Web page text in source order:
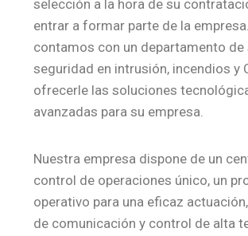
selección a la hora de su
entrar a formar parte de la
contamos con un departamento
seguridad en intrusión, incendios y
ofrecerle las soluciones
avanzadas para su empresa.
Nuestra empresa dispone de un
control de operaciones único, un
operativo para una eficaz
de comunicación y control de alta